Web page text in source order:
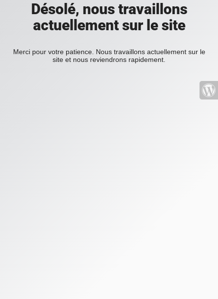
Désolé, nous travaillons
actuellement sur le site
Merci pour votre patience. Nous travaillons actuellement sur le
site et nous reviendrons rapidement.